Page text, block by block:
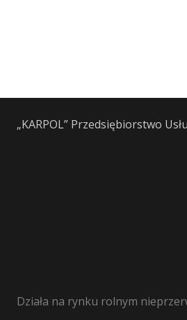
„KARPOL” Przedsiębiorstwo
Działa na rynku rolnym